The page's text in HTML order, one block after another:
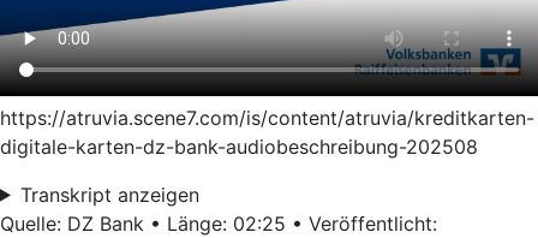
https://atruvia.scene7.com/is/content/atruvia/kreditkarten-
digitale-karten-dz-bank-audiobeschreibung-202508
Transkript anzeigen
Quelle: DZ Bank • Länge: 02:25 • Veröffentlicht: